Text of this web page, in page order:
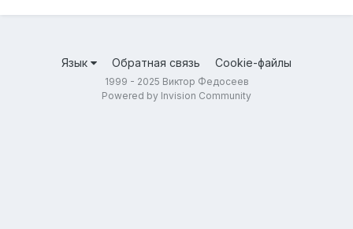
Язык Обратная связь Cookie-файлы
1999 - 2025 Виктор Федосеев
Powered by Invision Community